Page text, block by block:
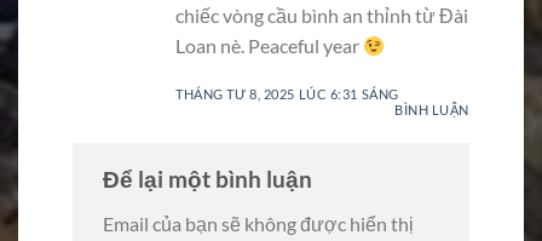
chiếc vòng cầu bình an thỉnh từ Đài
Loan nè. Peaceful year
THÁNG TƯ 8, 2025 LÚC 6:31 SÁNG
BÌNH LUẬN
Để lại một bình luận
Email của bạn sẽ không được hiển thị